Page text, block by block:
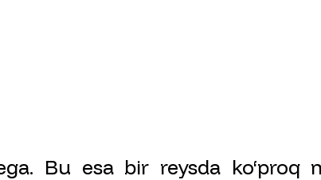
Bu esa bir reysda ko‘proq